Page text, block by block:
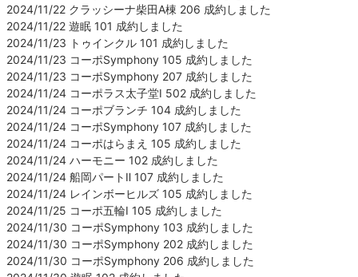
2024/11/22 クラッシーナ柴田A棟 206 成約しました
2024/11/22 遊眠 101 成約しました
2024/11/23 トゥインクル 101 成約しました
2024/11/23 コーポSymphony 105 成約しました
2024/11/23 コーポSymphony 207 成約しました
2024/11/24 コーポラス太子堂Ⅰ 502 成約しました
2024/11/24 コーポブランチ 104 成約しました
2024/11/24 コーポSymphony 107 成約しました
2024/11/24 コーポはらまえ 105 成約しました
2024/11/24 ハーモニー 102 成約しました
2024/11/24 船岡パートⅡ 107 成約しました
2024/11/24 レインボーヒルズ 105 成約しました
2024/11/25 コーポ五輪Ⅰ 105 成約しました
2024/11/30 コーポSymphony 103 成約しました
2024/11/30 コーポSymphony 202 成約しました
2024/11/30 コーポSymphony 206 成約しました